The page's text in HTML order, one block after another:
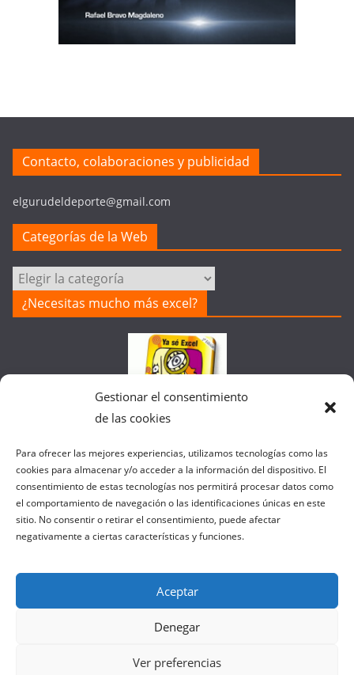
Gestionar el consentimiento
de las cookies
Para ofrecer las mejores experiencias, utilizamos tecnologías como las
cookies para almacenar y/o acceder a la información del dispositivo. El
consentimiento de estas tecnologías nos permitirá procesar datos como
el comportamiento de navegación o las identificaciones únicas en este
sitio. No consentir o retirar el consentimiento, puede afectar
negativamente a ciertas características y funciones.
Aceptar
Denegar
Ver preferencias
Contacto, colaboraciones y publicidad
elgurudeldeporte@gmail.com
Categorías de la Web
Categorías
de
la
¿Necesitas mucho más excel?
Colaborando con FANATIC